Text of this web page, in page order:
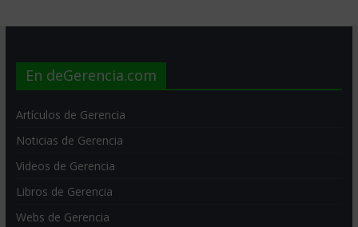
En deGerencia.com
Artículos de Gerencia
Noticias de Gerencia
Videos de Gerencia
Libros de Gerencia
Webs de Gerencia